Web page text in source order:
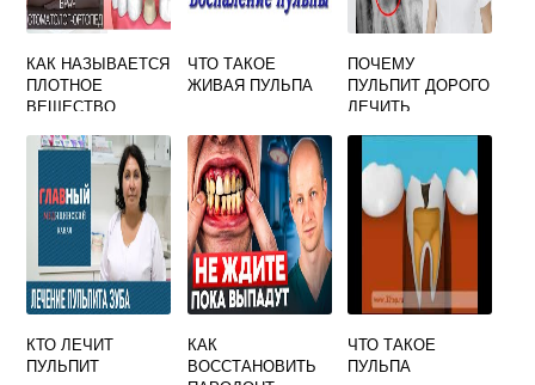
КАК НАЗЫВАЕТСЯ
ПЛОТНОЕ
ВЕЩЕСТВО
ЭМАЛЬ 2 ПУЛЬПА
3 ДЕНТИН 4
ЦЕМЕНТ
ЧТО ТАКОЕ
ЖИВАЯ ПУЛЬПА
ПОЧЕМУ
ПУЛЬПИТ ДОРОГО
ЛЕЧИТЬ
КТО ЛЕЧИТ
ПУЛЬПИТ
КАК
ВОССТАНОВИТЬ
ЧТО ТАКОЕ
ПУЛЬПА